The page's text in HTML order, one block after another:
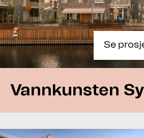
Se
Vannkunsten